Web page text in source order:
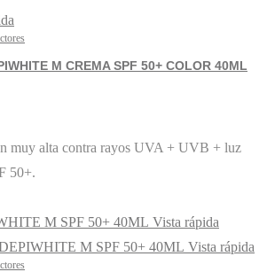
M CREMA SPF 50+ COLOR 40ML
muy alta contra rayos UVA + UVB + luz
50+.
Vista rápida
Vista rápida